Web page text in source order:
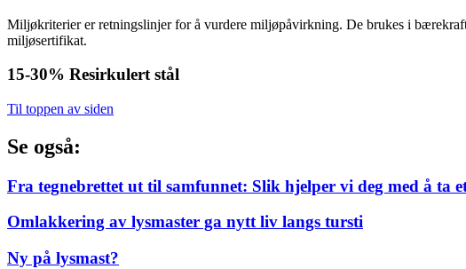
Miljøkriterier er retningslinjer for å vurdere miljøpåvirkning. De brukes i
miljøsertifikat.
15-30% Resirkulert stål
Til toppen av siden
Se også:
Fra tegnebrettet ut til samfunnet: Slik hjelper vi deg med å ta
Omlakkering av lysmaster ga nytt liv langs tursti
Ny på lysmast?